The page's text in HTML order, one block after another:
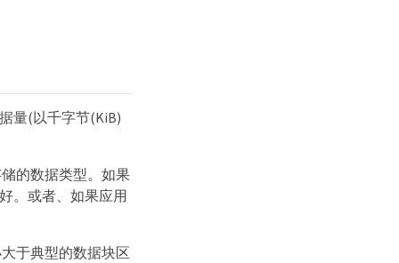
量(以千字节(KiB)
的数据类型。如果
。或者、如果应用
于典型的数据块区